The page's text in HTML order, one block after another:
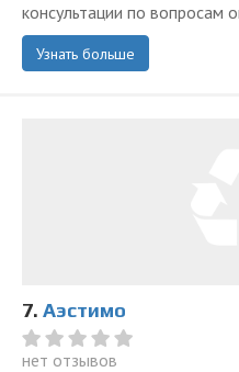
консультации по вопросам
Узнать больше
7. Аэстимо
нет отзывов